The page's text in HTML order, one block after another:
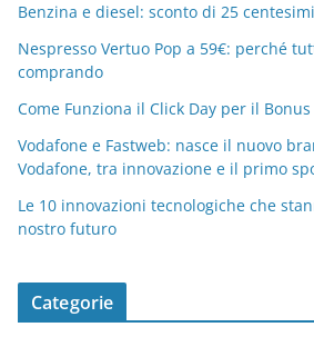
o
o
k
p
p
di
Benzina e diesel: sconto di 25
Nespresso Vertuo Pop a 59€: perché
comprando
Come Funziona il Click Day per il
Vodafone e Fastweb: nasce il nuovo
Vodafone, tra innovazione e il primo
Le 10 innovazioni tecnologiche che
nostro futuro
Categorie